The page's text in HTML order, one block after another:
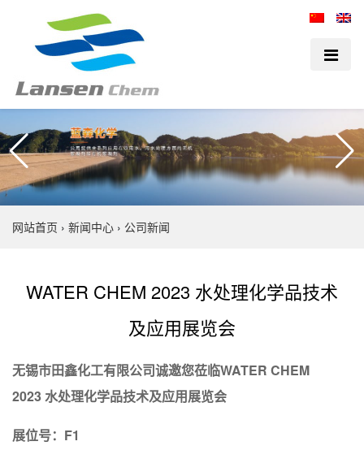
网站首页 › 新闻中心 › 公司新闻
WATER CHEM 2023 水处理化学品技术
及应用展览会
无锡市田鑫化工有限公司诚邀您莅临WATER CHEM
2023 水处理化学品技术及应用展览会
展位号：F1